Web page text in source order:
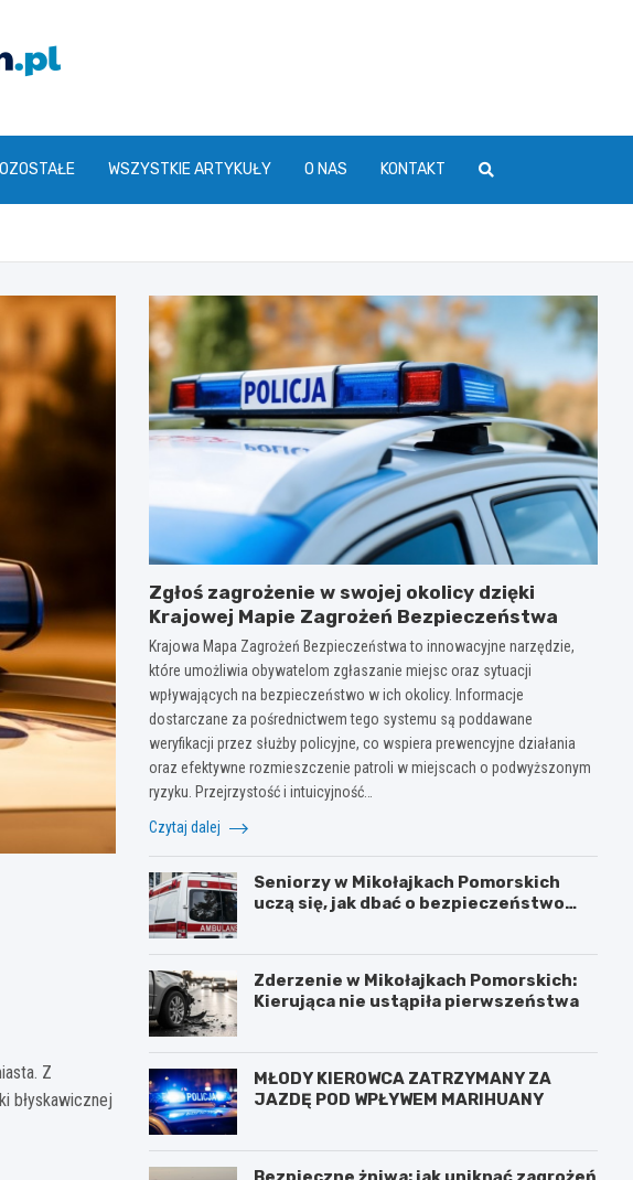
WSZYSTKIE ARTYKUŁY O NAS KONTAKT
Z
błyskawicznej
Zgłoś zagrożenie w swojej okolicy dzięki
Krajowej Mapie Zagrożeń Bezpieczeństwa
Krajowa Mapa Zagrożeń Bezpieczeństwa to innowacyjne narzędzie,
które umożliwia obywatelom zgłaszanie miejsc oraz sytuacji
wpływających na bezpieczeństwo w ich okolicy. Informacje
dostarczane za pośrednictwem tego systemu są poddawane
weryfikacji przez służby policyjne, co wspiera prewencyjne działania
oraz efektywne rozmieszczenie patroli w miejscach o podwyższonym
ryzyku. Przejrzystość i intuicyjność…
Czytaj dalej
Seniorzy w Mikołajkach Pomorskich
uczą się, jak dbać o bezpieczeństwo
Zderzenie w Mikołajkach Pomorskich:
Kierująca nie ustąpiła pierwszeństwa
MŁODY KIEROWCA ZATRZYMANY ZA
JAZDĘ POD WPŁYWEM MARIHUANY